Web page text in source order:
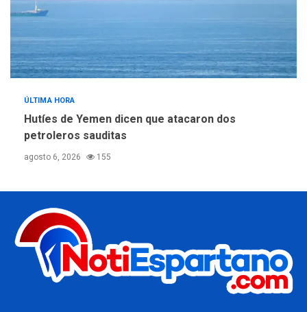
ÚLTIMA HORA
Hutíes de Yemen dicen que atacaron dos
petroleros sauditas
agosto 6, 2026 155